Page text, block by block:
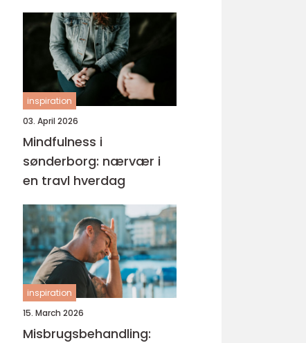
inspiration
03. April 2026
Mindfulness i
sønderborg: nærvær i
en travl hverdag
inspiration
15. March 2026
Misbrugsbehandling: